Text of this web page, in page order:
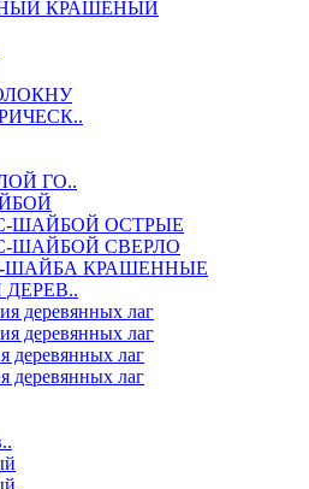
КРАШЕНЫЙ
ГО..
ШАЙБОЙ ОСТРЫЕ
ШАЙБОЙ СВЕРЛО
ШАЙБА КРАШЕННЫЕ
деревянных лаг
деревянных лаг
деревянных лаг
деревянных лаг